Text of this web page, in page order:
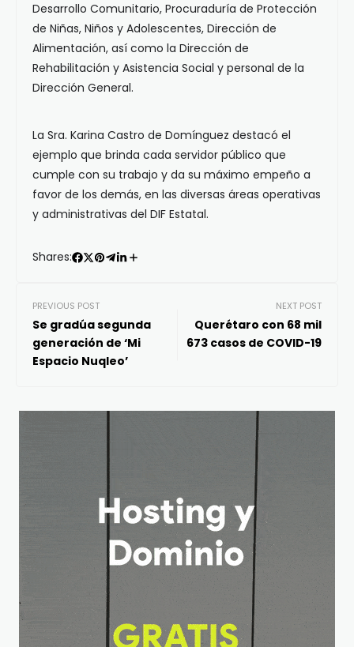
Desarrollo Comunitario, Procuraduría de Protección
de Niñas, Niños y Adolescentes, Dirección de
Alimentación, así como la Dirección de
Rehabilitación y Asistencia Social y personal de la
Dirección General.
La Sra. Karina Castro de Domínguez destacó el
ejemplo que brinda cada servidor público que
cumple con su trabajo y da su máximo empeño a
favor de los demás, en las diversas áreas operativas
y administrativas del DIF Estatal.
Shares:
PREVIOUS POST
Se gradúa segunda
generación de ‘Mi
Espacio Nuqleo’
NEXT POST
Querétaro con 68 mil
673 casos de COVID-19